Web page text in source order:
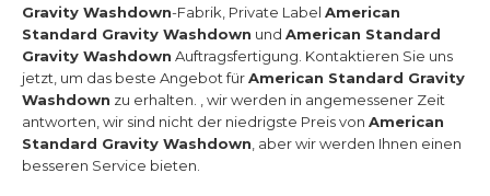
Gravity Washdown-Fabrik, Private Label American
Standard Gravity Washdown und American Standard
Gravity Washdown Auftragsfertigung. Kontaktieren Sie uns
jetzt, um das beste Angebot fürAmerican Standard Gravity
Washdown zu erhalten. , wir werden in angemessener Zeit
antworten, wir sind nicht der niedrigste Preis von American
Standard Gravity Washdown , aber wir werden Ihnen einen
besseren Service bieten.